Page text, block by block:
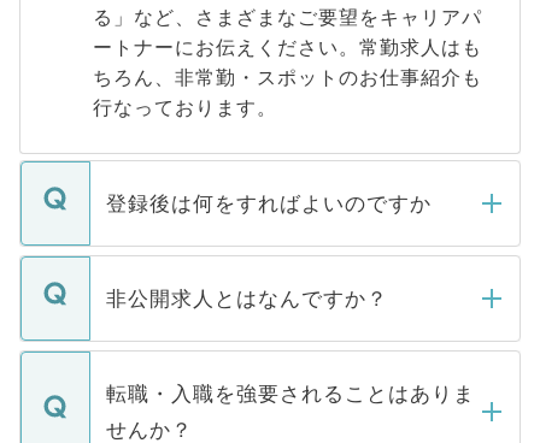
る」など、さまざまなご要望をキャリアパ
ートナーにお伝えください。常勤求人はも
ちろん、非常勤・スポットのお仕事紹介も
行なっております。
登録後は何をすればよいのですか
ご登録いただきましたら、弊社担当者がご
登録内容を確認し、その後メールもしくは
ます。通常、5営業日以内にはご連絡をせて
いただきますので、しばらくお待ちくださ
い。
非公開求人とはなんですか？
マイナビDOCTORで取り扱っている求人の
うち約3割は、Webサイトからご覧いただ
けない「非公開求人」です。非公開求人は
転職・入職を強要されることはありま
せんか？